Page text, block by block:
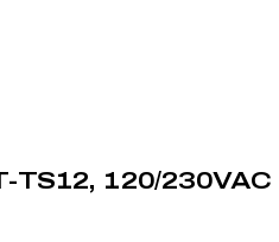
TS12, 120/230VAC